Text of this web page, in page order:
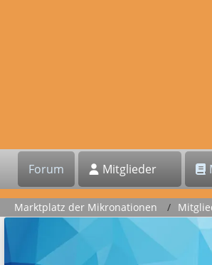
Forum Mitglieder
Marktplatz der Mikronationen